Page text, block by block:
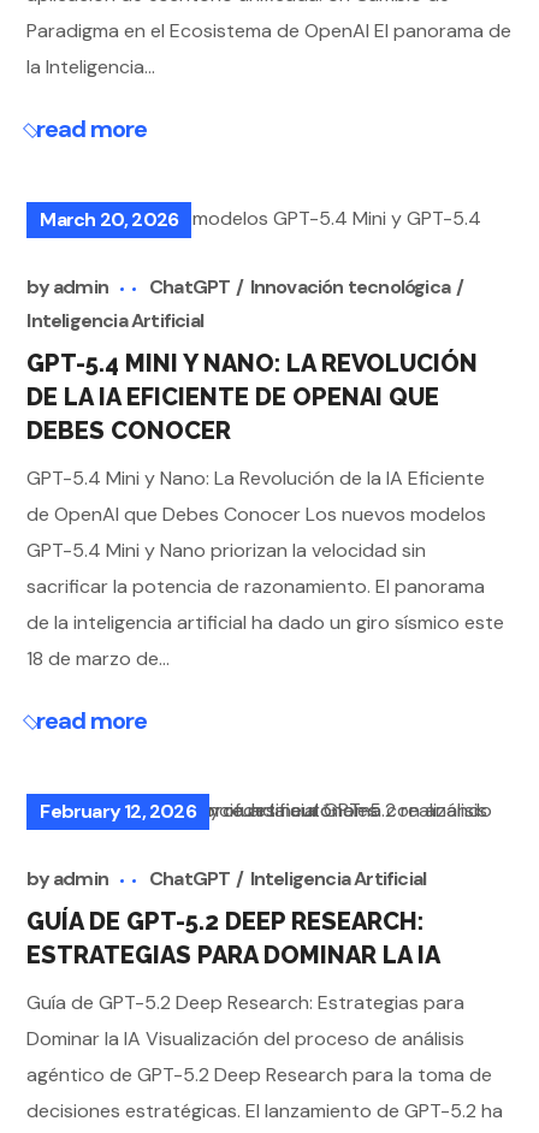
Paradigma en el Ecosistema de OpenAI El panorama de
la Inteligencia...
read more
March 20, 2026
byadmin ChatGPT
Innovación tecnológica
Inteligencia Artificial
GPT-5.4 MINI Y NANO: LA REVOLUCIÓN
DE LA IA EFICIENTE DE OPENAI QUE
DEBES CONOCER
GPT-5.4 Mini y Nano: La Revolución de la IA Eficiente
de OpenAI que Debes Conocer Los nuevos modelos
GPT-5.4 Mini y Nano priorizan la velocidad sin
sacrificar la potencia de razonamiento. El panorama
de la inteligencia artificial ha dado un giro sísmico este
18 de marzo de...
read more
February 12, 2026
byadmin ChatGPT Inteligencia Artificial
GUÍA DE GPT-5.2 DEEP RESEARCH:
ESTRATEGIAS PARA DOMINAR LA IA
Guía de GPT-5.2 Deep Research: Estrategias para
Dominar la IA Visualización del proceso de análisis
agéntico de GPT-5.2 Deep Research para la toma de
decisiones estratégicas. El lanzamiento de GPT-5.2 ha